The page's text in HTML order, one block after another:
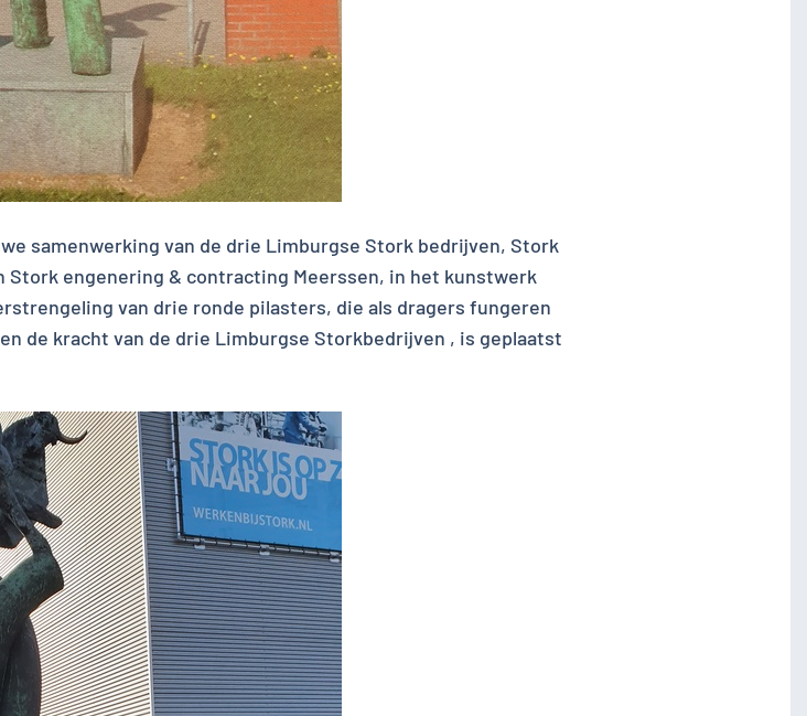
samenwerking van de drie Limburgse Stork bedrijven, Stork
engenering & contracting Meerssen, in het kunstwerk
van drie ronde pilasters, die als dragers fungeren
de kracht van de drie Limburgse Storkbedrijven , is geplaatst